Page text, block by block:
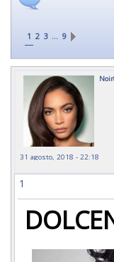
1 2 3 … 9
31 agosto, 2018 - 22:18
1